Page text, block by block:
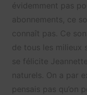
évidemment pas
abonnements, ce
connaît pas. Ce
de tous les milieux
se félicite
naturels. On a par
pensais pas qu’on